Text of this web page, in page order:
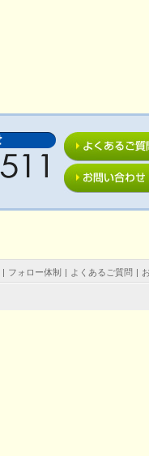
| フォロー体制 | よくあるご質問 |